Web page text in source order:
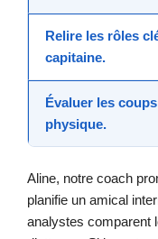
Relire les rôles
capitaine.
Évaluer les
physique.
Aline, notre coach
planifie un amical
analystes comparent